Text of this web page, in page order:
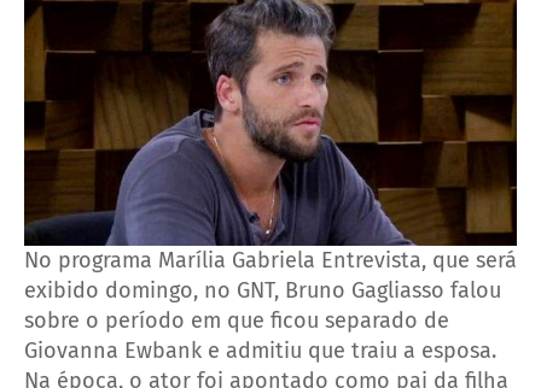
No programa Marília Gabriela Entrevista, que será
exibido domingo, no GNT, Bruno Gagliasso falou
sobre o período em que ficou separado de
Giovanna Ewbank e admitiu que traiu a esposa.
Na época, o ator foi apontado como pai da filha